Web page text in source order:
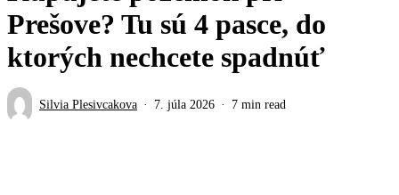
Prešove? Tu sú 4 pasce, do
ktorých nechcete spadnúť
Silvia Plesivcakova 7. júla 2026 7 min read